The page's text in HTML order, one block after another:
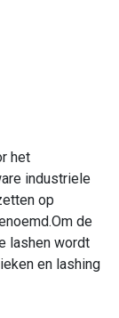
het
industriele
op
de
lashen wordt
en lashing